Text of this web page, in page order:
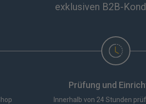
exklusiven B2B-
Prüfung und
Innerhalb von 24 Stunden